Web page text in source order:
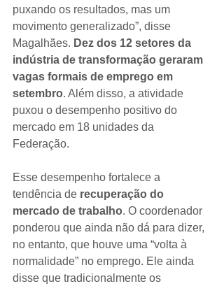
puxando os resultados, mas um
movimento generalizado”, disse
Magalhães. Dez dos 12 setores da
indústria de transformação geraram
vagas formais de emprego em
setembro. Além disso, a atividade
puxou o desempenho positivo do
mercado em 18 unidades da
Federação.
Esse desempenho fortalece a
tendência de recuperação do
mercado de trabalho. O coordenador
ponderou que ainda não dá para dizer,
no entanto, que houve uma “volta à
normalidade” no emprego. Ele ainda
disse que tradicionalmente os